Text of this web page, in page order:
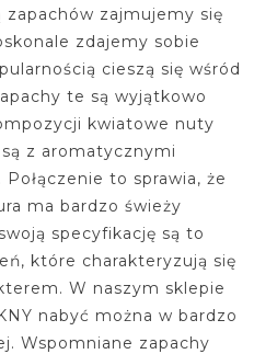
zajmujemy się
zdajemy sobie
cieszą się wśród
te są wyjątkowo
kwiatowe nuty
z aromatycznymi
to sprawia, że
ma bardzo świeży
specyfikację są to
które charakteryzują się
W naszym sklepie
nabyć można w bardzo
Wspomniane zapachy